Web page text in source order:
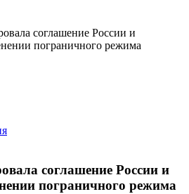
соглашение России и
пограничного режима
соглашение России и
пограничного режима